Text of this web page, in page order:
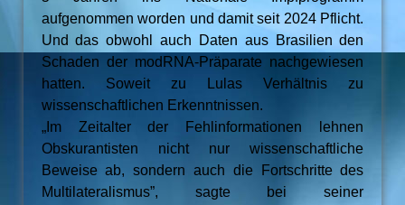
aufgenommen worden und damit seit 2024 Pflicht.
Und das obwohl auch Daten aus Brasilien den
Schaden der modRNA-Präparate nachgewiesen
hatten. Soweit zu Lulas Verhältnis zu
wissenschaftlichen Erkenntnissen.
„Im Zeitalter der Fehlinformationen lehnen
Obskurantisten nicht nur wissenschaftliche
Beweise ab, sondern auch die Fortschritte des
Multilateralismus”, sagte bei seiner